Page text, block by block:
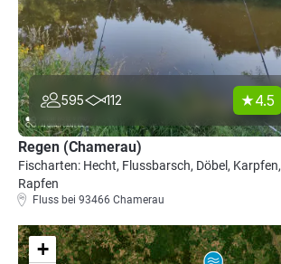
595 112 4.5
Regen (Chamerau)
Fischarten: Hecht, Flussbarsch, Döbel, Karpfen,
Rapfen
Fluss bei 93466 Chamerau
+